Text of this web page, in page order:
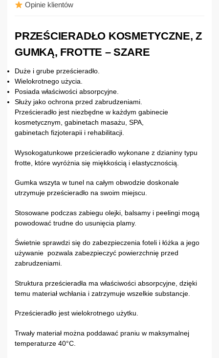
Opinie klientów
PRZEŚCIERADŁO KOSMETYCZNE, Z
GUMKĄ, FROTTE – SZARE
Duże i grube prześcieradło.
Wielokrotnego użycia.
Posiada właściwości absorpcyjne.
Służy jako ochrona przed zabrudzeniami.
Prześcieradło jest niezbędne w każdym gabinecie
kosmetycznym, gabinetach masażu, SPA,
gabinetach fizjoterapii i rehabilitacji.
Wysokogatunkowe prześcieradło wykonane z dzianiny typu
frotte, które wyróżnia się miękkością i elastycznością.
Gumka wszyta w tunel na całym obwodzie doskonale
utrzymuje prześcieradło na swoim miejscu.
Stosowane podczas zabiegu olejki, balsamy i peelingi mogą
powodować trudne do usunięcia plamy.
Świetnie sprawdzi się do zabezpieczenia foteli i łóżka a jego
używanie pozwala zabezpieczyć powierzchnię przed
zabrudzeniami.
Struktura prześcieradła ma właściwości absorpcyjne, dzięki
temu materiał wchłania i zatrzymuje wszelkie substancje.
Prześcieradło jest wielokrotnego użytku.
Trwały materiał można poddawać praniu w maksymalnej
temperaturze 40°C.